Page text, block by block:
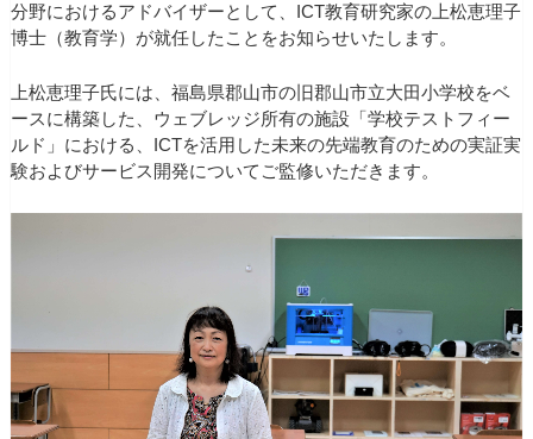
分野におけるアドバイザーとして、ICT教育研究家の上松恵理子
博士（教育学）が就任したことをお知らせいたします。
上松恵理子氏には、福島県郡山市の旧郡山市立大田小学校をベ
ースに構築した、ウェブレッジ所有の施設「学校テストフィー
ルド」における、ICTを活用した未来の先端教育のための実証実
験およびサービス開発についてご監修いただきます。